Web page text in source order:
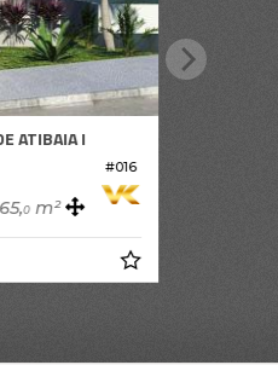
#016
ATIBAIA I
0m²